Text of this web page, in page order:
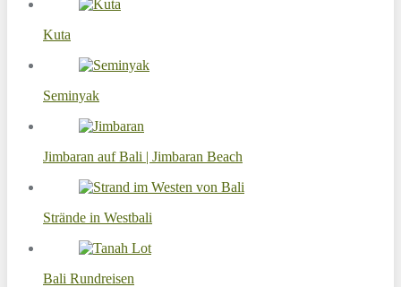
Kuta
Seminyak
Jimbaran auf Bali | Jimbaran Beach
Strände in Westbali
Bali Rundreisen